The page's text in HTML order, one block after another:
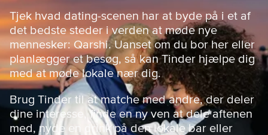
a
r
t
s
i
d
e
Tjek hvad dating-scenen har at byde på i et af
det bedste steder i verden at møde nye
mennesker: Qarshi. Uanset om du bor her eller
planlægger et besøg, så kan Tinder hjælpe dig
med at møde lokale nær dig.
Brug Tinder til at matche med andre, der deler
dine interesse, finde en ny ven at dele aftenen
med, nyde en drink på den lokale bar eller